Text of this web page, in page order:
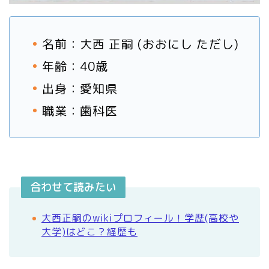
名前：大西 正嗣 (おおにし ただし)
年齢：40歳
出身：愛知県
職業：歯科医
合わせて読みたい
大西正嗣のwikiプロフィール！学歴(高校や
大学)はどこ？経歴も